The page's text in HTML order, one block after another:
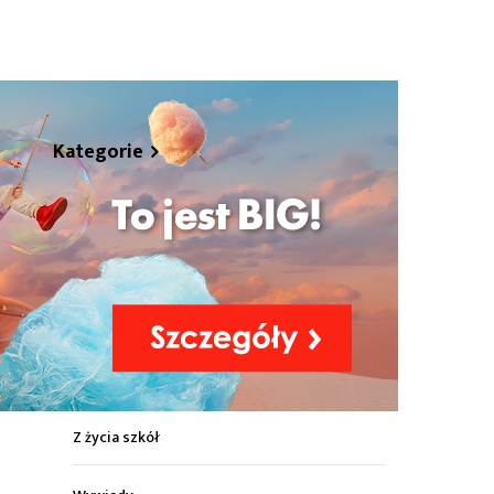
Kategorie
Z życia miasta
Sport
Kultura
Wiadomości z regionu
Z życia szkół